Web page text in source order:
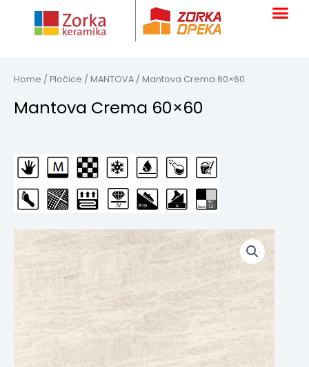
content
Home / Pločice / MANTOVA / Mantova Crema 60×60
Mantova Crema 60×60